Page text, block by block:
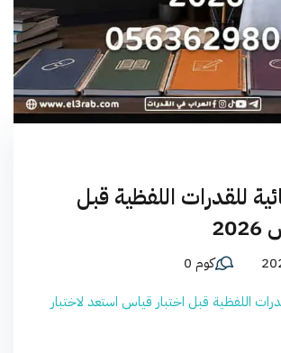
للقدرات اللفظية قبل
كوم 0
اللفظية قبل اختبار قياس استعد لاختبار